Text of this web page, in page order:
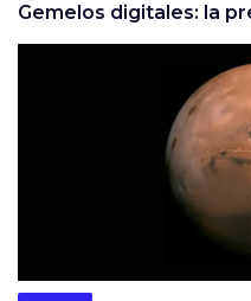
Gemelos digitales: la